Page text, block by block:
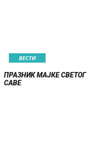
ВЕСТИ
ПРАЗНИК МАЈКЕ СВЕТОГ
САВЕ